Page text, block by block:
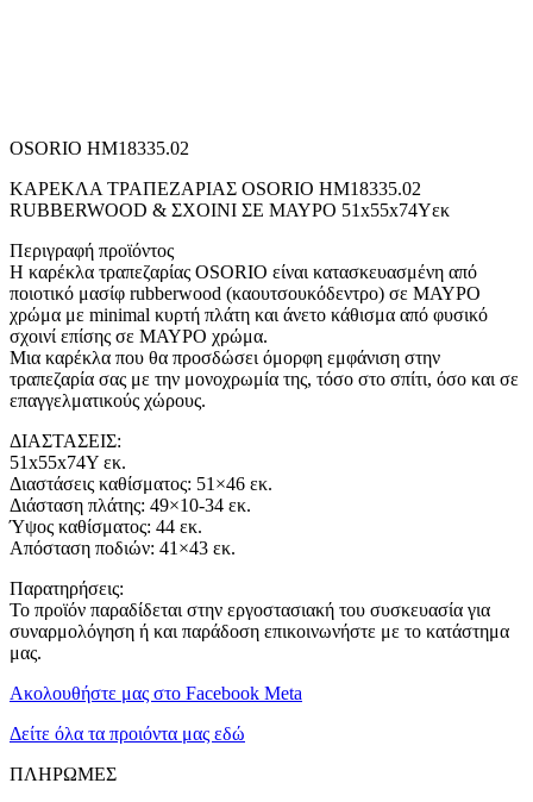
OSORIO HM18335.02
KΑΡΕΚΛΑ ΤΡΑΠΕΖΑΡΙΑΣ OSORIO HM18335.02
RUBBERWOOD & ΣΧΟΙΝΙ ΣΕ ΜΑΥΡΟ 51x55x74Υεκ
Περιγραφή προϊόντος
Η καρέκλα τραπεζαρίας OSORIO είναι κατασκευασμένη από
ποιοτικό μασίφ rubberwood (καουτσουκόδεντρο) σε ΜΑΥΡΟ
χρώμα με minimal κυρτή πλάτη και άνετο κάθισμα από φυσικό
σχοινί επίσης σε ΜΑΥΡΟ χρώμα.
Μια καρέκλα που θα προσδώσει όμορφη εμφάνιση στην
τραπεζαρία σας με την μονοχρωμία της, τόσο στο σπίτι, όσο και σε
επαγγελματικούς χώρους.
ΔΙΑΣΤΑΣΕΙΣ:
51x55x74Υ εκ.
Διαστάσεις καθίσματος: 51×46 εκ.
Διάσταση πλάτης: 49×10-34 εκ.
Ύψος καθίσματος: 44 εκ.
Απόσταση ποδιών: 41×43 εκ.
Παρατηρήσεις:
Το προϊόν παραδίδεται στην εργοστασιακή του συσκευασία για
συναρμολόγηση ή και παράδοση επικοινωνήστε με το κατάστημα
μας.
Ακολουθήστε μας στο Facebook Meta
Δείτε όλα τα προιόντα μας εδώ
ΠΛΗΡΩΜΕΣ